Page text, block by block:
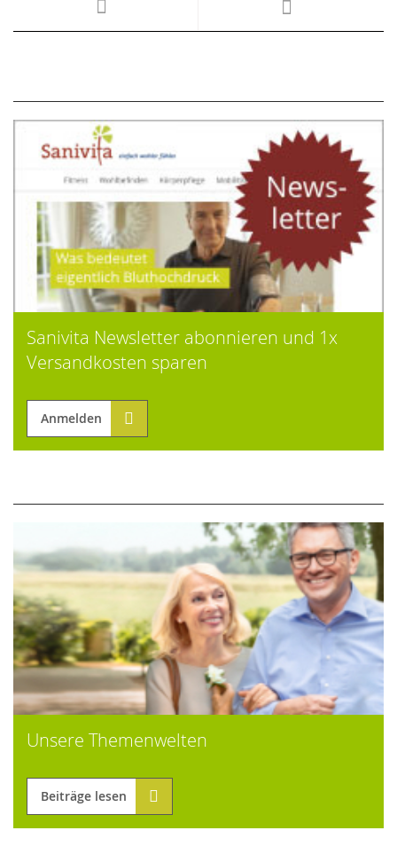
Sanivita Newsletter abonnieren und 1x
Versandkosten sparen
Anmelden
Unsere Themenwelten
Beiträge lesen